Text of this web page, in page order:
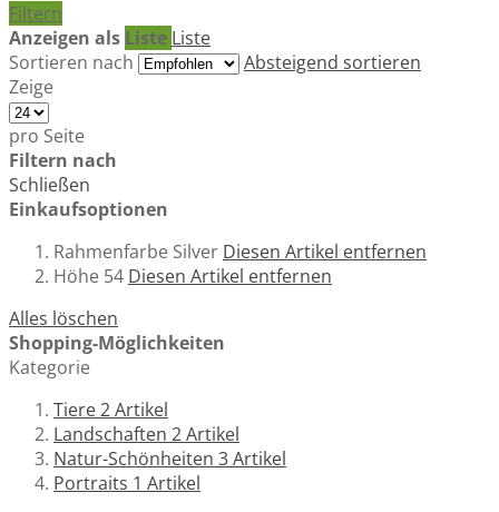
Filtern
Anzeigen als Liste Liste
Sortieren nach
Absteigend sortieren
Zeige
pro Seite
Filtern nach
Schließen
Einkaufsoptionen
Rahmenfarbe Silver Diesen Artikel entfernen
Höhe 54 Diesen Artikel entfernen
Alles löschen
Shopping-Möglichkeiten
Kategorie
Tiere2Artikel
Landschaften 2Artikel
Natur-Schönheiten 3Artikel
Portraits 1 Artikel